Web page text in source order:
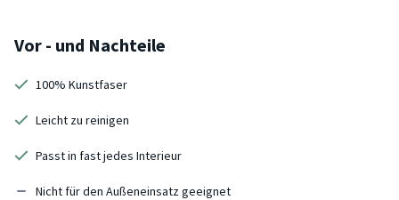
Vor - und Nachteile
100% Kunstfaser
Leicht zu reinigen
Passt in fast jedes Interieur
Nicht für den Außeneinsatz geeignet